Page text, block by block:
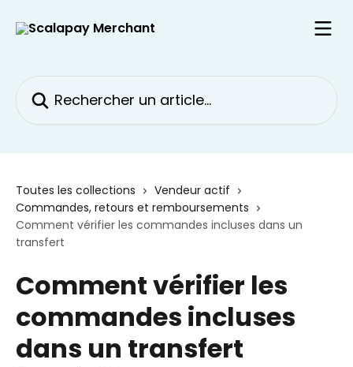
Toutes les collections
Vendeur actif
Commandes, retours et remboursements
Comment vérifier les commandes incluses dans un
transfert
Comment vérifier les
commandes incluses
dans un transfert